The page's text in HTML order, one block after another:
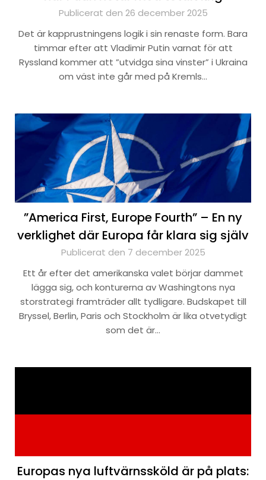
Publicerat den 26 december 2025
Det är kapprustningens logik i sin renaste form. Bara
timmar efter att Vladimir Putin varnat för att
Ryssland kommer att ”utvidga sina vinster” i Ukraina
om väst inte går med på Kremls…
”America First, Europe Fourth” – En ny
verklighet där Europa får klara sig själv
Publicerat den 7 december 2025
Ett år efter det amerikanska valet börjar dammet
lägga sig, och konturerna av Washingtons nya
storstrategi framträder allt tydligare. Budskapet till
Bryssel, Berlin, Paris och Stockholm är lika otvetydigt
som det är…
Europas nya luftvärnssköld är på plats: